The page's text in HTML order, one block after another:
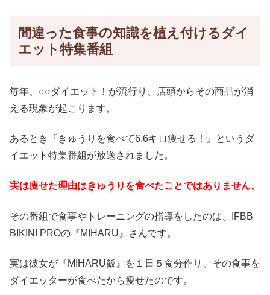
間違った食事の知識を植え付けるダイ
エット特集番組
毎年、○○ダイエット！が流行り、店頭からその商品が消
える現象が起こります。
あるとき『きゅうりを食べて6.6キロ痩せる！』というダ
イエット特集番組が放送されました。
実は痩せた理由はきゅうりを食べたことではありません。
その番組で食事やトレーニングの指導をしたのは、IFBB
BIKINI PROの『MIHARU』さんです。
実は彼女が『MIHARU飯』を１日５食分作り、その食事を
ダイエッターが食べたから痩せたのです。